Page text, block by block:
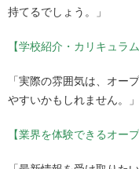
持てるでしょう。」
【学校紹介・カリキュラ
「実際の雰囲気は、オー
やすいかもしれません。」
【業界を体験できるオー